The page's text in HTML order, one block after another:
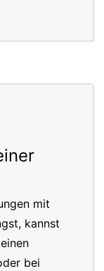
mit
kannst
bei